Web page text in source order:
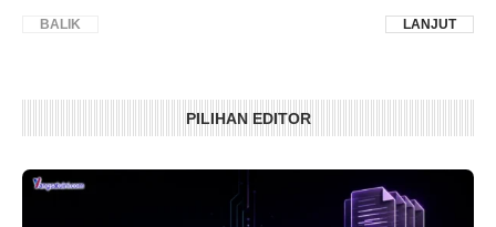
BALIK LANJUT
PILIHAN EDITOR